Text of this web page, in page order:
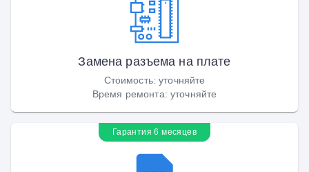
Замена разъема на плате
Стоимость:уточняйте
Время ремонта: уточняйте
Гарантия 6 месяцев